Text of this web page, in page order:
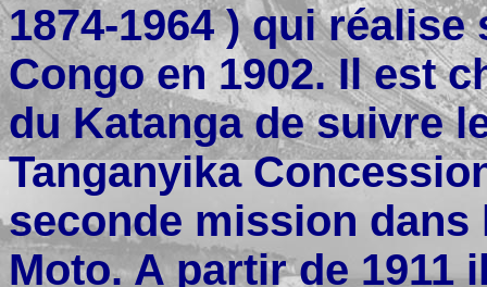
1874-1964 ) qui
Congo en 1902. Il est
du Katanga de suivre
Tanganyika
seconde mission
Moto. A partir de 1911